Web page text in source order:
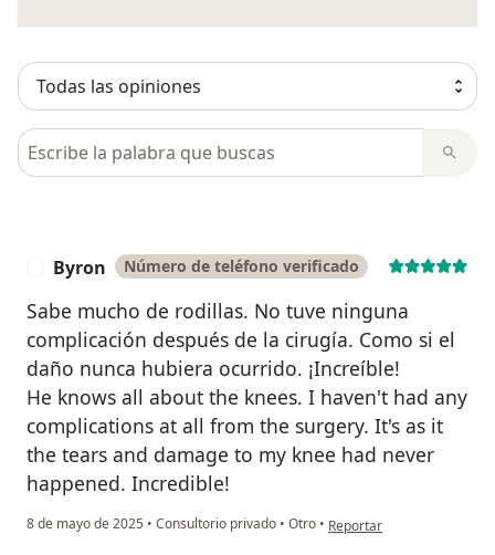
Busca en opiniones
Byron Número de teléfono verificado
Sabe mucho de rodillas. No tuve ninguna
complicación después de la cirugía. Como si el
daño nunca hubiera ocurrido. ¡Increíble!
He knows all about the knees. I haven't had any
complications at all from the surgery. It's as it
the tears and damage to my knee had never
happened. Incredible!
8 de mayo de 2025 • Consultorio privado • Otro • en opinión del usuario
Reportar